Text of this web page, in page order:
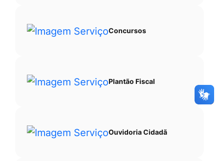
Concursos
Plantão Fiscal
Ouvidoria Cidadã